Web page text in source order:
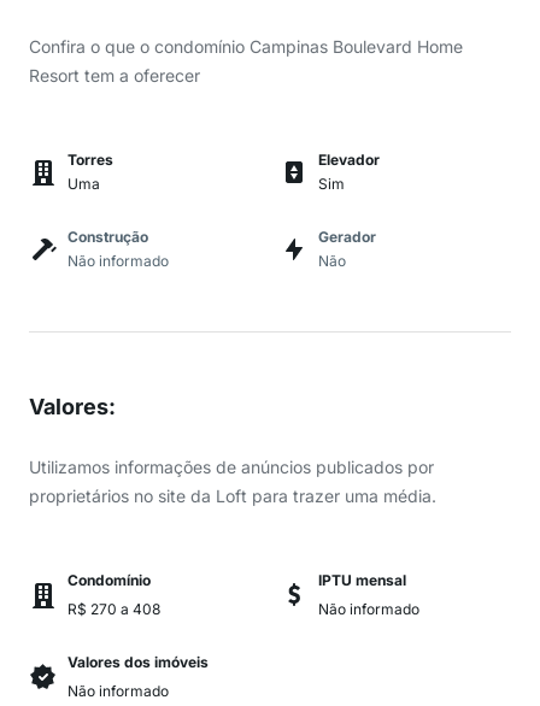
Confira o que o condomínio Campinas Boulevard Home
Resort tem a oferecer
Torres
Uma
Elevador
Sim
Construção
Não informado
Gerador
Não
Valores:
Utilizamos informações de anúncios publicados por
proprietários no site da Loft para trazer uma média.
Condomínio
R$ 270 a 408
IPTU mensal
Não informado
Valores dos imóveis
Não informado